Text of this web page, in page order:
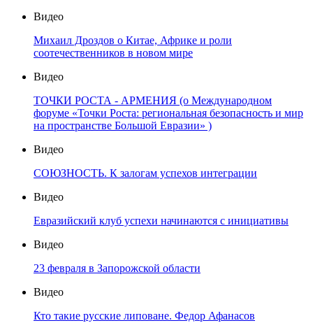
Видео
Михаил Дроздов о Китае, Африке и роли
соотечественников в новом мире
Видео
ТОЧКИ РОСТА - АРМЕНИЯ (о Международном
форуме «Точки Роста: региональная безопасность и мир
на пространстве Большой Евразии» )
Видео
СОЮЗНОСТЬ. К залогам успехов интеграции
Видео
Евразийский клуб успехи начинаются с инициативы
Видео
23 февраля в Запорожской области
Видео
Кто такие русские липоване. Федор Афанасов